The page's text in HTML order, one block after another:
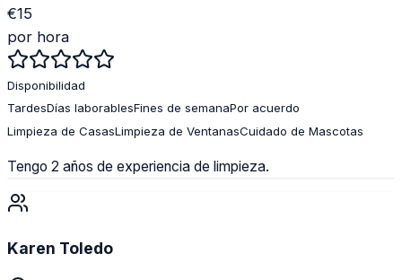
€15
por hora
Disponibilidad
TardesDías laborablesFines de semanaPor acuerdo
Limpieza de CasasLimpieza de VentanasCuidado de Mascotas
Tengo 2 años de experiencia de limpieza.
Karen Toledo